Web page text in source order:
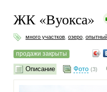
ЖК «Вуокса»
много участков озеро
продажи закрыты
Описание Фото (3)